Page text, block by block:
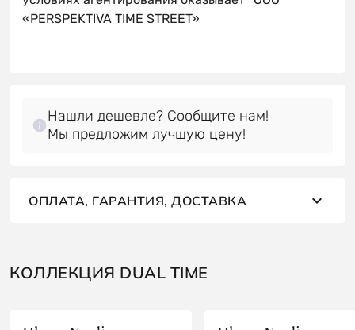
«PERSPEKTIVA TIME STREET»
Нашли дешевле? Сообщите нам!
Мы предложим лучшую цену!
ОПЛАТА, ГАРАНТИЯ, ДОСТАВКА
КОЛЛЕКЦИЯ DUAL TIME